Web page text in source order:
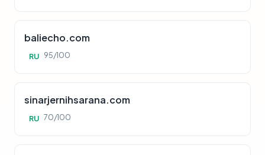
baliecho.com
RU 95/100
sinarjernihsarana.com
RU 70/100